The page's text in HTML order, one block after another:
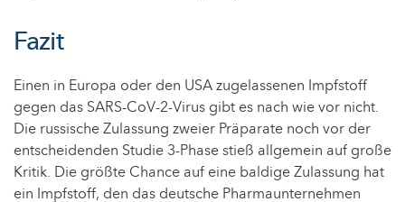
Fazit
Einen in Europa oder den USA zugelassenen Impfstoff
gegen das SARS-CoV-2-Virus gibt es nach wie vor nicht.
Die russische Zulassung zweier Präparate noch vor der
entscheidenden Studie 3-Phase stieß allgemein auf große
Kritik. Die größte Chance auf eine baldige Zulassung hat
ein Impfstoff, den das deutsche Pharmaunternehmen